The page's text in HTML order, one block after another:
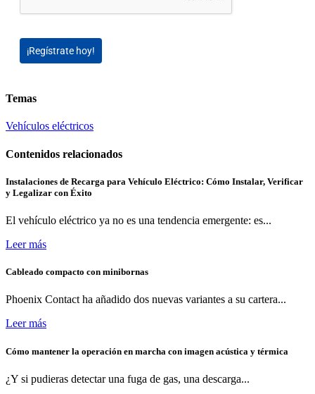
¡Regístrate hoy!
Temas
Vehículos eléctricos
Contenidos relacionados
Instalaciones de Recarga para Vehículo Eléctrico: Cómo Instalar, Verificar
y Legalizar con Éxito
El vehículo eléctrico ya no es una tendencia emergente: es...
Leer más
Cableado compacto con minibornas
Phoenix Contact ha añadido dos nuevas variantes a su cartera...
Leer más
Cómo mantener la operación en marcha con imagen acústica y térmica
¿Y si pudieras detectar una fuga de gas, una descarga...